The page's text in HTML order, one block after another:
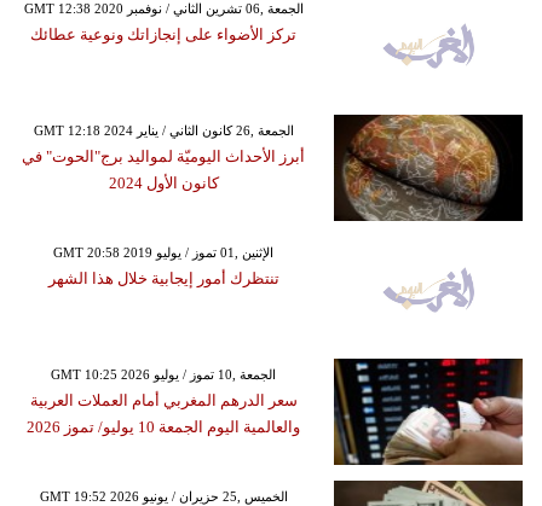
GMT 12:38 2020 الجمعة ,06 تشرين الثاني / نوفمبر
تركز الأضواء على إنجازاتك ونوعية عطائك
GMT 12:18 2024 الجمعة ,26 كانون الثاني / يناير
أبرز الأحداث اليوميّة لمواليد برج"الحوت" في
كانون الأول 2024
GMT 20:58 2019 الإثنين ,01 تموز / يوليو
تنتظرك أمور إيجابية خلال هذا الشهر
GMT 10:25 2026 الجمعة ,10 تموز / يوليو
سعر الدرهم المغربي أمام العملات العربية
والعالمية اليوم الجمعة 10 يوليو/ تموز 2026
GMT 19:52 2026 الخميس ,25 حزيران / يونيو